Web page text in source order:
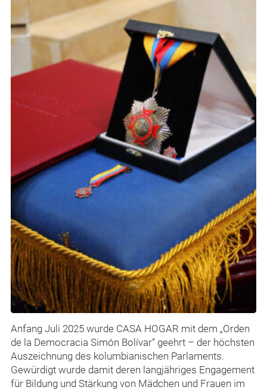
Anfang Juli 2025 wurde CASA HOGAR mit dem „Orden
de la Democracia Simón Bolívar“ geehrt – der höchsten
Auszeichnung des kolumbianischen Parlaments.
Gewürdigt wurde damit deren langjähriges Engagement
für Bildung und Stärkung von Mädchen und Frauen im